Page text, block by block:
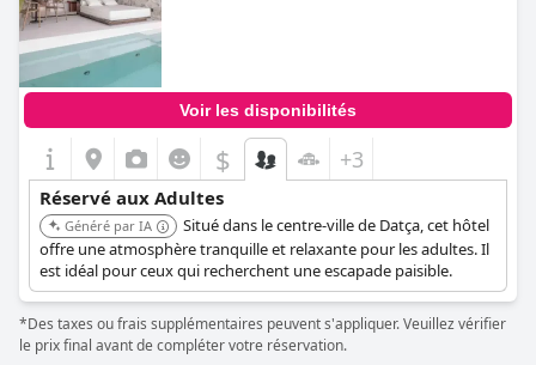
Voir les disponibilités
$ +3
Réservé aux Adultes
Généré par IA
Situé dans le centre-ville de Datça, cet hôtel
offre une atmosphère tranquille et relaxante pour les adultes. Il
est idéal pour ceux qui recherchent une escapade paisible.
*Des taxes ou frais supplémentaires peuvent s'appliquer. Veuillez vérifier
le prix final avant de compléter votre réservation.